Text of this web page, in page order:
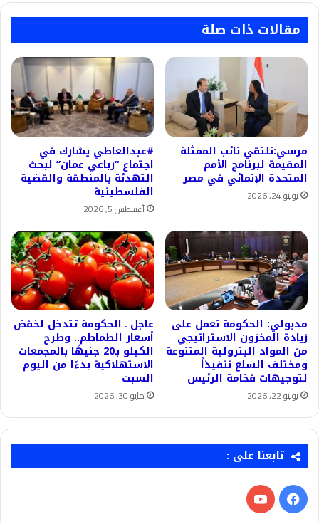
مقالات ذات صلة
مرسي:تلتقي نائب الممثلة
المقيمة لبرنامج الأمم
المتحدة الإنمائي في مصر
يوليو 24, 2026
#عبدالعاطي يشارك في
اجتماع “رباعي عمان” لبحث
التهدئة بالمنطقة والقضية
الفلسطينية
أغسطس 5, 2026
مدبولي: الحكومة تعمل على
زيادة المخزون الاستراتيجي
من المواد البترولية المتنوعة
ومختلف السلع تنفيذاً
لتوجيهات فخامة الرئيس
يوليو 22, 2026
عاجل ـ الحكومة تتدخل لخفض
أسعار الطماطم.. وطرح
الكيلو بـ20 جنيهًا بالمجمعات
الاستهلاكية بدءًا من اليوم
السبت
مايو 30, 2026
تابعنا على :
فيسبوك‫YouTube